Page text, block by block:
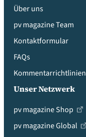
Über uns
pv magazine Team
Kontaktformular
FAQs
Kommentarrichtlinien
Unser Netzwerk
pv magazine Shop
pv magazine Global